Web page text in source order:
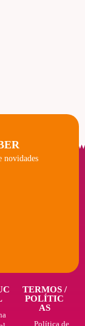
novidades
TERMOS /
POLÍTIC
AS
Política de